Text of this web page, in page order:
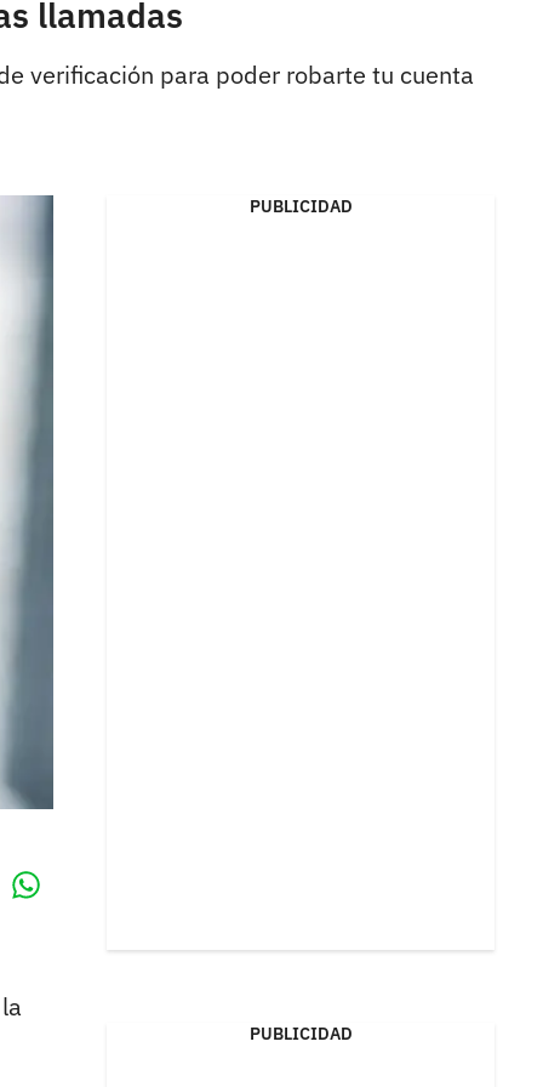
llamadas
verificación para poder robarte tu cuenta
PUBLICIDAD
PUBLICIDAD